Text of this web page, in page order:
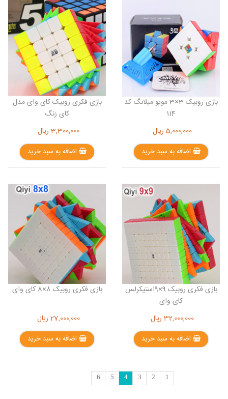
بازی روبیک 3×3 مویو میلانگ کد
114
5,000,000 ریال
اضافه به سبد خرید
بازی فکری روبیک کای وای مدل
کای زنگ
3,300,000 ریال
اضافه به سبد خرید
بازی فکری روبیک 9×9استیکرلس
کای وای
32,000,000 ریال
اضافه به سبد خرید
بازی فکری روبیک 8×8 کای وای
27,000,000 ریال
اضافه به سبد خرید
1
2
3
4
5
6